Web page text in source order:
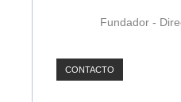
Fundador -
CONTACTO